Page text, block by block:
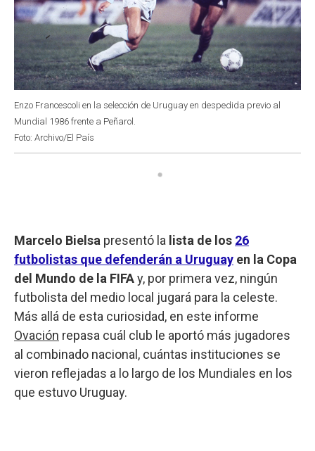
Enzo Francescoli en la selección de Uruguay en despedida previo al
Mundial 1986 frente a Peñarol.
Foto: Archivo/El País
Marcelo Bielsa presentó la lista de los 26
futbolistas que defenderán a Uruguay en la Copa
del Mundo de la FIFAy, por primera vez, ningún
futbolista del medio local jugará para la celeste.
Más allá de esta curiosidad, en este informe
Ovación repasa cuál club le aportó más jugadores
al combinado nacional, cuántas instituciones se
vieron reflejadas a lo largo de los Mundiales en los
que estuvo Uruguay.